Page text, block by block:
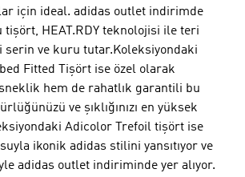
için ideal. adidas outlet indirimde
tişört, HEAT.RDY teknolojisi ile teri
serin ve kuru tutar.Koleksiyondaki
Fitted Tişört ise özel olarak
hem de rahatlık garantili bu
ve şıklığınızı en yüksek
Adicolor Trefoil tişört ise
ikonik adidas stilini yansıtıyor ve
adidas outlet indiriminde yer alıyor.